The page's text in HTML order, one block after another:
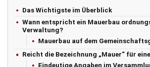
Das Wichtigste im Überblick
Wann entspricht ein Mauerbau
Verwaltung?
Mauerbau auf dem
Reicht die Bezeichnung „Mauer“ für
Eindeutige Angaben im